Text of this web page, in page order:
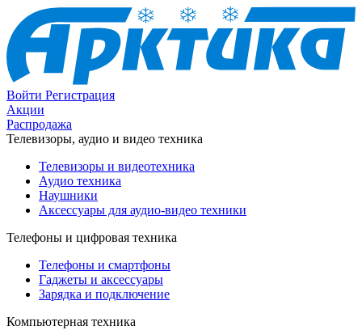
Войти Регистрация
Акции
Распродажа
Телевизоры, аудио и видео техника
Телевизоры и видеотехника
Аудио техника
Наушники
Аксессуары для аудио-видео техники
Телефоны и цифровая техника
Телефоны и смартфоны
Гаджеты и аксессуары
Зарядка и подключение
Компьютерная техника